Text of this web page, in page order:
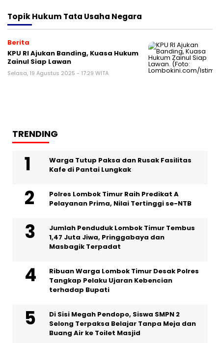
TopikHukum Tata Usaha Negara
Berita
KPU RI Ajukan Banding, Kuasa Hukum
Zainul Siap Lawan
Selasa, 19 Agustus 2025 - 17:29 WITA
TRENDING
Warga Tutup Paksa dan Rusak Fasilitas
Kafe di Pantai Lungkak
Polres Lombok Timur Raih Predikat A
Pelayanan Prima, Nilai Tertinggi se-NTB
Jumlah Penduduk Lombok Timur Tembus
1,47 Juta Jiwa, Pringgabaya dan
Masbagik Terpadat
Ribuan Warga Lombok Timur Desak Polres
Tangkap Pelaku Ujaran Kebencian
terhadap Bupati
Di Sisi Megah Pendopo, Siswa SMPN 2
Selong Terpaksa Belajar Tanpa Meja dan
Buang Air ke Toilet Masjid